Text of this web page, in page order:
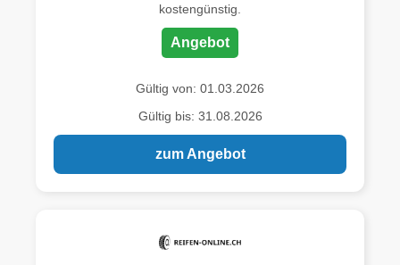
kostengünstig.
Angebot
Gültig von: 01.03.2026
Gültig bis: 31.08.2026
zum Angebot